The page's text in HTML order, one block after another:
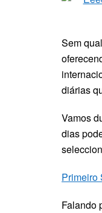
Sem
diárias
Vamos
dias
Primeiro
Falando